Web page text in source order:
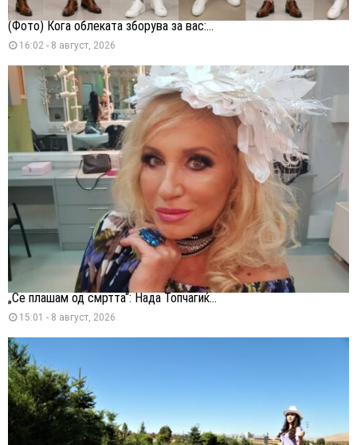
(Фото) Кога облеката зборува за вас:...
16:02 - 8 август, 2026
„Се плашам од смртта“: Нада Топчагиќ...
15:01 - 8 август, 2026